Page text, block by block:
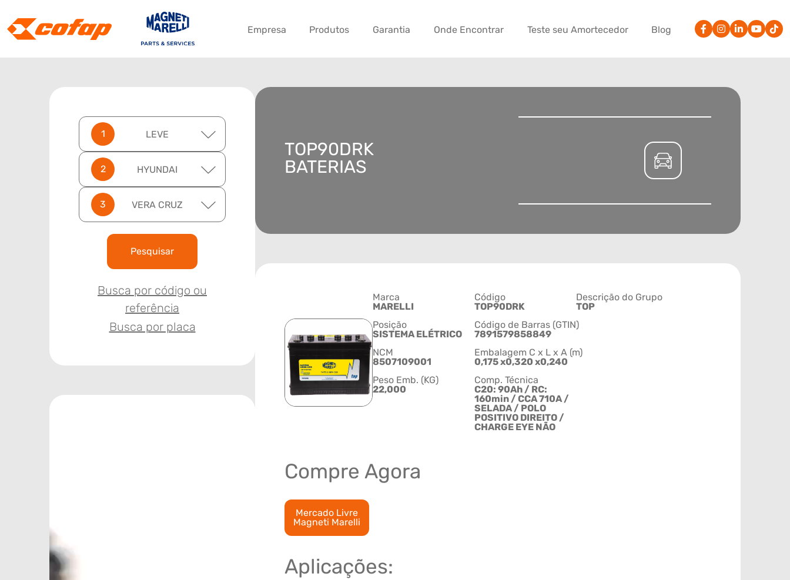
Empresa Produtos Garantia Onde Encontrar Teste seu Amortecedor Blog
LEVE
HYUNDAI
VERA CRUZ
Pesquisar
Busca por código ou
referência
Busca por placa
TOP90DRK
BATERIAS
Marca
MARELLI
Código
TOP90DRK
Descrição do Grupo
TOP
Posição
SISTEMA ELÉTRICO
Código de Barras (GTIN)
7891579858849
NCM
8507109001
Embalagem C x L x A (m)
0,175 x0,320 x0,240
Peso Emb. (KG)
22,000
Comp. Técnica
C20: 90Ah / RC:
160min / CCA 710A /
SELADA / POLO
POSITIVO DIREITO /
CHARGE EYE NÃO
Compre Agora
Mercado Livre
Magneti Marelli
Aplicações: